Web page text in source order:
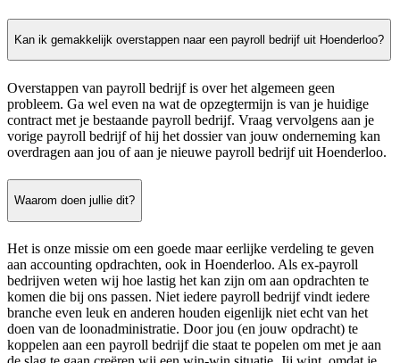
Kan ik gemakkelijk overstappen naar een payroll bedrijf uit Hoenderloo?
Overstappen van payroll bedrijf is over het algemeen geen
probleem. Ga wel even na wat de opzegtermijn is van je huidige
contract met je bestaande payroll bedrijf. Vraag vervolgens aan je
vorige payroll bedrijf of hij het dossier van jouw onderneming kan
overdragen aan jou of aan je nieuwe payroll bedrijf uit Hoenderloo.
Waarom doen jullie dit?
Het is onze missie om een goede maar eerlijke verdeling te geven
aan accounting opdrachten, ook in Hoenderloo. Als ex-payroll
bedrijven weten wij hoe lastig het kan zijn om aan opdrachten te
komen die bij ons passen. Niet iedere payroll bedrijf vindt iedere
branche even leuk en anderen houden eigenlijk niet echt van het
doen van de loonadministratie. Door jou (en jouw opdracht) te
koppelen aan een payroll bedrijf die staat te popelen om met je aan